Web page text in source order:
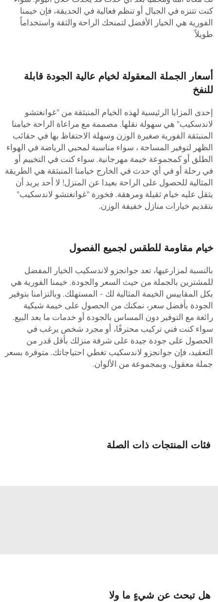
تتنزه في الجبال أو تنظم فعالية في الحديقة، فإن خيمنا
هي الخيار الأفضل لتمنحك الراحة والثقة واستخداماً
الجملة المعقولة لخيام عالية الجودة قابلة
المزايا الرئيسية لهذه الخيام المنبثقة من "غوانغتشو
هي سهولة نقلها. مصممة مع مراعاة الراحة خيامنا
الفورية صغيرة الوزن وسهلة الاحتفاظ بها في حقائب
لتوفير المساحة ، سواء مناسبة لمحبي الرياضة في الهواء
أو كمجموعة خيمة مهرجانية. سواء كنت في التخييم أو
رحلة أو في أي حدث في الخارج خيامنا المنبثقة هي الطريقة
للحصول على الراحة بعيدا عن المنزل! لا أحد يريد أن
عليه خيام ثقيلة ومرهقة. فخورة "غوانغتشو لاندسكيب"
خيارات منازل خفيفة الوزن.
مقاومة للطقس لجميع الفصول
لمزارعيها، تعد جوانجزو لاندسكيب الخيار المفضل
بالجملة من حيث السعر والجودة. خيمنا الفورية هي
المقاييس الخيمة المثالية لك - المستهلك. وبالتزامنا بتوفير
بأفضل سعر، نمكنك من الحصول على خيمة شبكية
مع التوفير دون المساس بالجودة أو خدمات ما بعد البيع.
كنت فني تركيب محترفًا، أو مجرد شخص يرغب في
على جودة جيدة على شرفة منزلك بأقل قدر من
فإن جوانجزو لاندسكيب تغطي احتياجاتك. متوفرة بسعر
معقول، وبمجموعة من الألوان.
فئات المنتجات ذات الصلة
هل تبحث عن شيءٍ ما ولا